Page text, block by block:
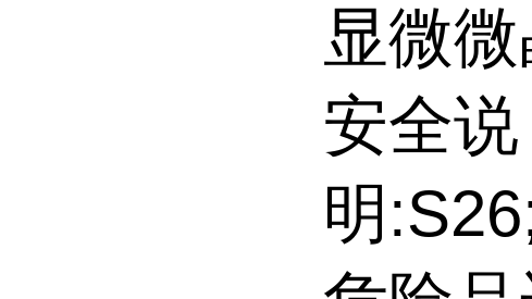
显微
安全说
明